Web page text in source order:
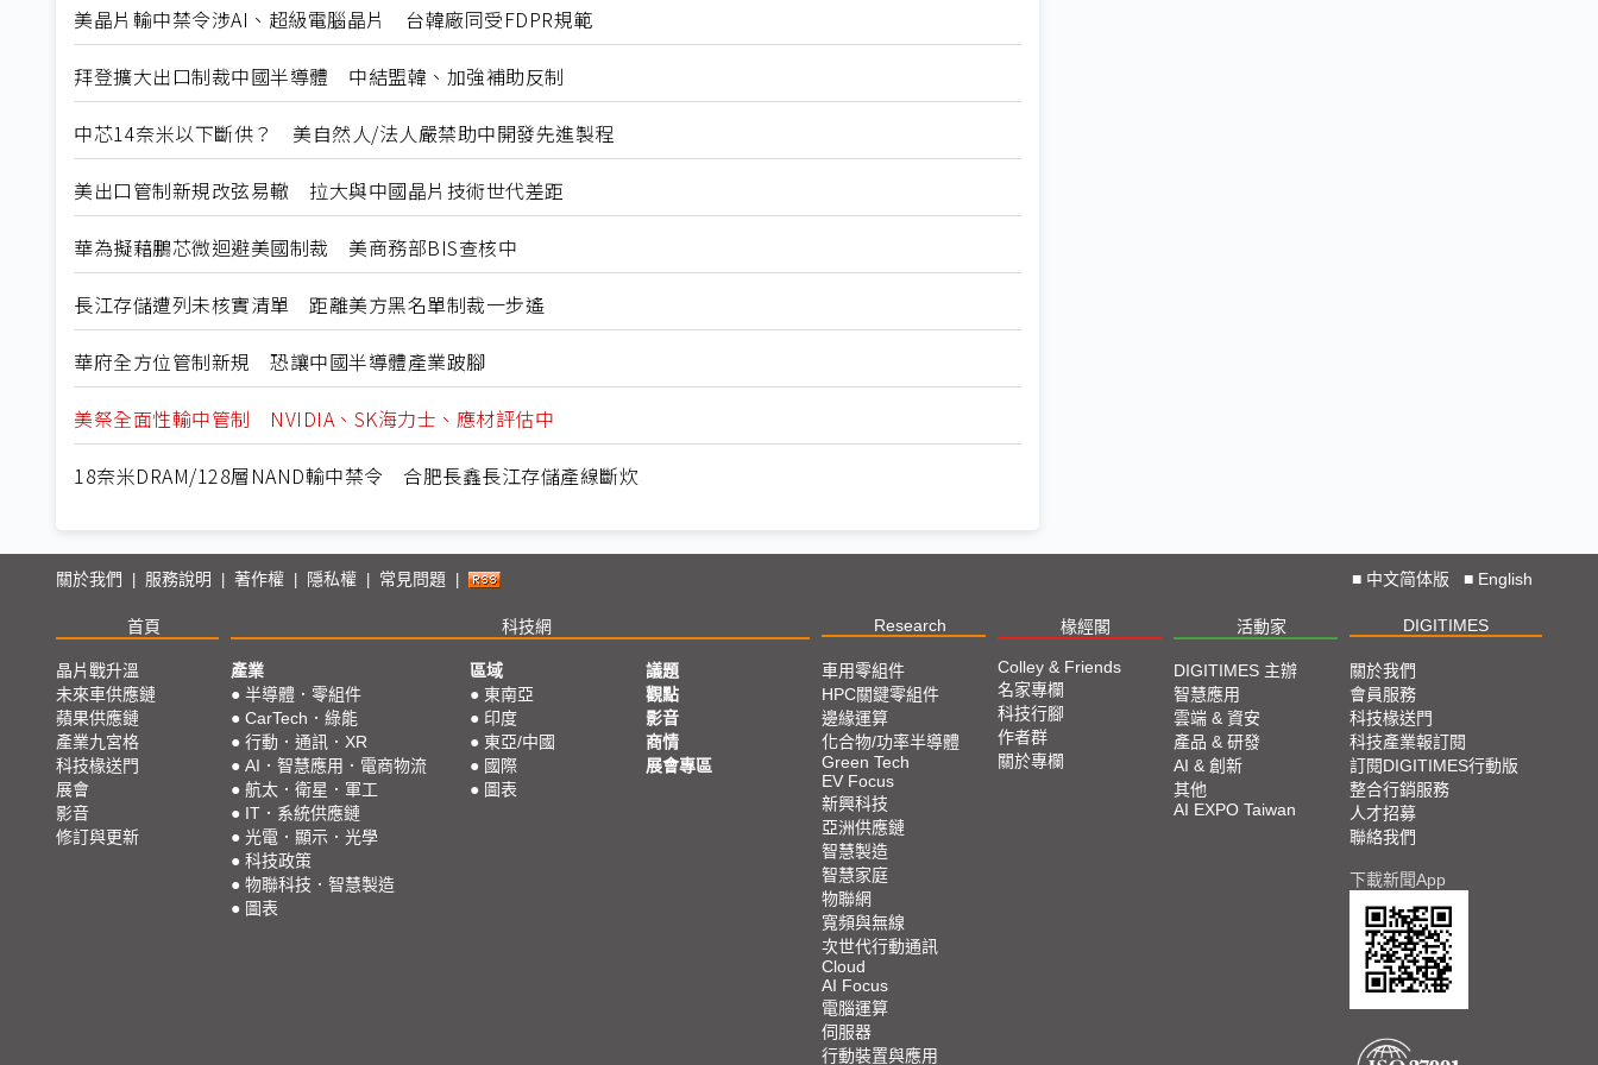
美晶片輸中禁令涉AI、超級電腦晶片 台韓廠同受FDPR規範
拜登擴大出口制裁中國半導體 中結盟韓、加強補助反制
中芯14奈米以下斷供？ 美自然人/法人嚴禁助中開發先進製程
美出口管制新規改弦易轍 拉大與中國晶片技術世代差距
華為擬藉鵬芯微迴避美國制裁 美商務部BIS查核中
長江存儲遭列未核實清單 距離美方黑名單制裁一步遙
華府全方位管制新規 恐讓中國半導體產業跛腳
美祭全面性輸中管制 NVIDIA、SK海力士、應材評估中
18奈米DRAM/128層NAND輸中禁令 合肥長鑫長江存儲產線斷炊
關於我們 服務說明 著作權 隱私權 常見問題 ■ 中文简体版 ■ English
首頁 科技網 Research 椽經閣 活動家 DIGITIMES
晶片戰升溫
未來車供應鏈
蘋果供應鏈
產業九宮格
科技椽送門
展會
影音
修訂與更新
產業
● 半導體．零組件
● CarTech．綠能
● 行動．通訊．XR
● AI．智慧應用．電商物流
● 航太．衛星．軍工
● IT．系統供應鏈
● 光電．顯示．光學
● 科技政策
● 物聯科技．智慧製造
● 圖表
區域
● 東南亞
● 印度
● 東亞/中國
● 國際
● 圖表
議題
觀點
影音
商情
展會專區
車用零組件
HPC關鍵零組件
邊緣運算
化合物/功率半導體
Green Tech
EV Focus
新興科技
亞洲供應鏈
智慧製造
智慧家庭
物聯網
寬頻與無線
次世代行動通訊
Cloud
AI Focus
電腦運算
伺服器
行動裝置與應用
Colley & Friends
名家專欄
科技行腳
作者群
關於專欄
DIGITIMES 主辦
智慧應用
雲端 & 資安
產品 & 研發
AI & 創新
其他
AI EXPO Taiwan
關於我們
會員服務
科技椽送門
科技產業報訂閱
訂閱DIGITIMES行動版
整合行銷服務
人才招募
聯絡我們
下載新聞App